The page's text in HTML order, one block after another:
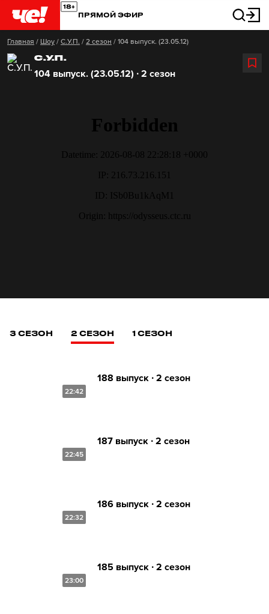
ПРЯМОЙ ЭФИР
Главная / Шоу / С.У.П. / 2 сезон / 104 выпуск. (23.05.12)
С.У.П.
104 выпуск. (23.05.12) ∙ 2 сезон
3 СЕЗОН 2 СЕЗОН 1 СЕЗОН
22:42
188 выпуск ∙ 2 сезон
22:45
187 выпуск ∙ 2 сезон
22:32
186 выпуск ∙ 2 сезон
23:00
185 выпуск ∙ 2 сезон